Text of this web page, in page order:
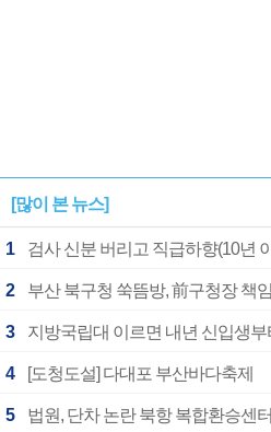
[많이 본 뉴스]
1
2 부산 북구청 쑥뜸방, 前구청장 책
3 지방국립대 이르면 내년 신입생부
4 [도청도설] 다대포 부산바다축제
5 법원, 단차 논란 북항 복합환승센